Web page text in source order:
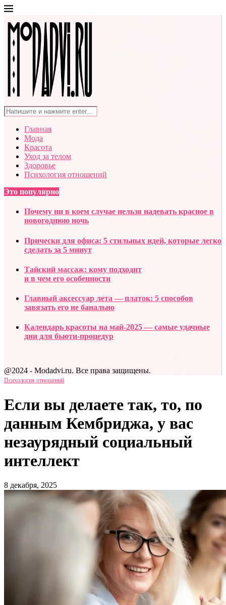
Главная
Мода
Красота
Уход за телом
Здоровье
Психология отношений
Это популярно
Почему ни в коем случае нельзя надевать красное в
новогоднюю ночь
Прически для офиса: 5 стильных идей, которые легко
сделать за 5 минут
Тайский массаж: кому подходит
и в чем его особенности
Главный аксессуар лета — платок: 5 способов
завязать его не банально
Календарь красоты на май-2025 — самые удачные
дни для бьюти-процедур
@2024 - Modadvi.ru. Все права защищены.
Психология отношений
Если вы делаете так, то, по
данным Кембриджа, у вас
незаурядный социальный
интеллект
8 декабря, 2025